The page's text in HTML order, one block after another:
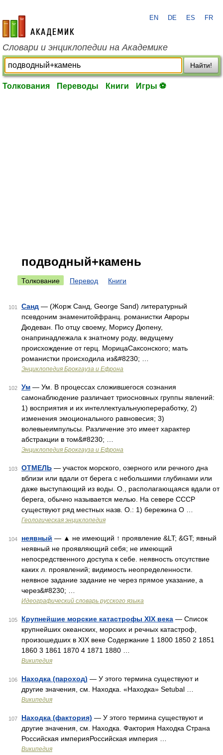
academic.ru
EN DE ES FR
Словари и энциклопедии на Академике
Найти!
Толкования Переводы Книги Игры ⚽
подводный+камень
Толкование Перевод Книги
101 Санд — (Жорж Санд, George Sand) литературный
псевдоним знаменитойфранц. романистки Авроры
Дюдеван. По отцу своему, Морису Дюпену,
онапринадлежала к знатному роду, ведущему
происхождение от герц. МорицаСаксонского; мать
романистки происходила из&#8230; …
Энциклопедия Брокгауза и Ефрона
102 Ум — Ум. В процессах сложившегося сознания
самонаблюдение различает триосновных группы явлений:
1) восприятия и их интеллектуальнуюпереработку, 2)
изменения эмоционального равновесия; 3)
волевыеимпульсы. Различение это имеет характер
абстракции в том&#8230; …
Энциклопедия Брокгауза и Ефрона
103 ОТМЕЛЬ — участок морского, озерного или речного дна
вблизи или вдали от берега с небольшими глубинами или
даже выступающий из воды. О., располагающаяся вдали от
берега, обычно называется мелью. На севере СССР
существуют ряд местных назв. О.: 1) бережина О …
Геологическая энциклопедия
104 неявный — ▲ не имеющий ↑ проявление &LT; &GT; явный
неявный не проявляющий себя; не имеющий
непосредственного доступа к себе. неявность отсутствие
каких л. проявлений; видимость неопределенности.
неявное задание задание не через прямое указание, а
через&#8230; …
Идеографический словарь русского языка
105 Крупнейшие морские катастрофы XIX века — Список
крупнейших океанских, морских и речных катастроф,
произошедших в XIX веке Содержание 1 1800 1850 2 1851
1860 3 1861 1870 4 1871 1880 …
Википедия
106 Находка (пароход) — У этого термина существуют и
другие значения, см. Находка. «Находка» Setubal …
Википедия
107 Находка (фактория) — У этого термина существуют и
другие значения, см. Находка. Фактория Находка Страна
Российская империяРоссийская империя …
Википедия